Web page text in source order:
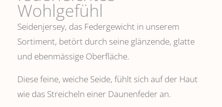
Wohlgefühl
Seidenjersey, das Federgewicht in unserem
Sortiment, betört durch seine glänzende, glatte
und ebenmässige Oberfläche.
Diese feine, weiche Seide, fühlt sich auf der Haut
wie das Streicheln einer Daunenfeder an.